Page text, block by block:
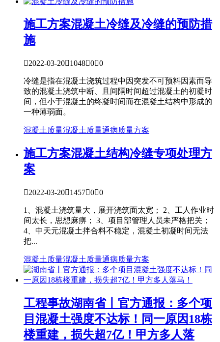
施工方案混凝土冷缝及冷缝的预防措
施
2022-03-20104800
冷缝是指在混凝土浇筑过程中因突发不可预料因素而导
致的混凝土浇筑中断、且间隔时间超过混凝土的初凝时
间，但小于混凝土的终凝时间而在混凝土结构中形成的
一种薄弱面。
混凝土质量混凝土质量通病质量方案
施工方案混凝土结构冷缝专项处理方
案
2022-03-20145700
1、混凝土浇筑量大，展开浇筑面太宽； 2、工人作业时
间太长，思想麻痹； 3、项目部管理人员未严格把关；
4、中天元混凝土拌合料不稳定，混凝土初凝时间无法
把...
混凝土质量混凝土质量通病质量方案
工程事故湖南省丨官方通报：多个项
目混凝土强度不达标！同一原因18栋
楼重建，损失超7亿！甲方多人落